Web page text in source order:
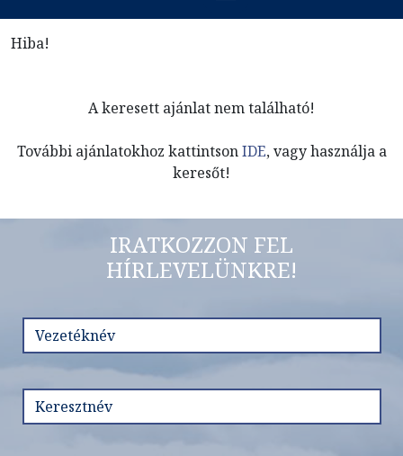
Hiba!
A keresett ajánlat nem található!
További ajánlatokhoz kattintsonIDE, vagy használja a
keresőt!
IRATKOZZON FEL
HÍRLEVELÜNKRE!